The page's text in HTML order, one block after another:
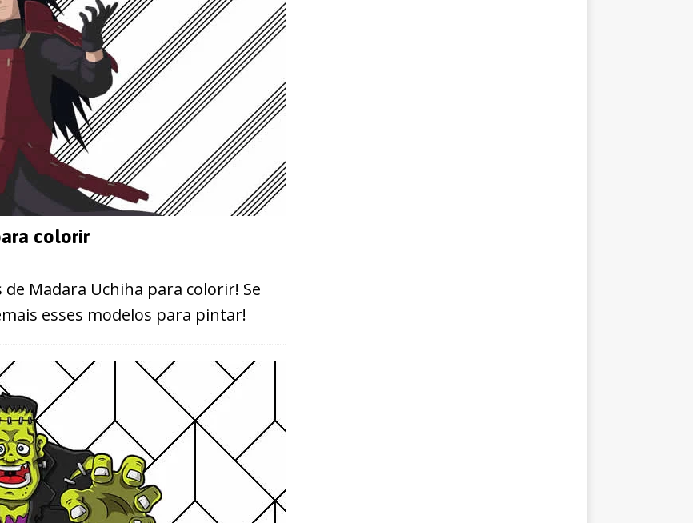
colorir
Madara Uchiha para colorir! Se
esses modelos para pintar!